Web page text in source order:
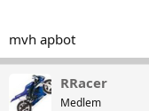
mvh apbot
RRacer
Medlem